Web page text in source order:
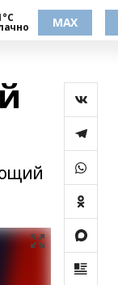
°С МАХ